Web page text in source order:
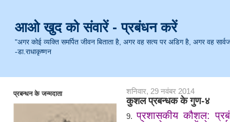
आओ खुद को संवारें - प्रबंधन करें
"अगर कोई व्यक्ति समर्पित जीवन बिताता है, अगर वह सत्य पर अडिग है, अगर वह
-डा.राधाकृष्णन
प्रबन्धन के जन्मदाता शनिवार, 29 नवंबर 2014
कुशल प्रबन्धक के गुण-४
9. प्रशासकीय कौशल: